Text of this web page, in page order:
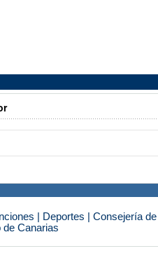
| Deportes | Consejería
Canarias